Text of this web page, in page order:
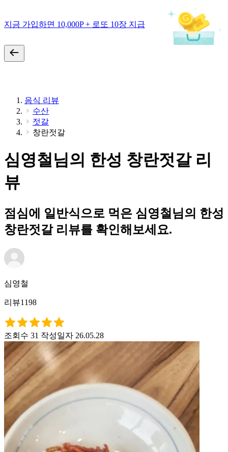
지금 가입하면 10,000P + 로또 10장 지급
음식 리뷰
수산
젓갈
창란젓갈
심영철님의 한성 창란젓갈 리
뷰
점심에 일반식으로 먹은 심영철님의 한성
창란젓갈 리뷰를 확인해보세요.
심영철
리뷰1198
조회수 31 작성일자 26.05.28